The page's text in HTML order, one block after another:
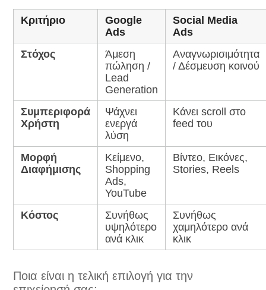
Κριτήριο
Google
Ads
Social Media
Ads
Στόχος
Άμεση
πώληση /
Lead
Generation
Αναγνωρισιμότητα
/ Δέσμευση κοινού
Συμπεριφορά
Χρήστη
Ψάχνει
ενεργά
λύση
Κάνει scroll στο
feed του
Μορφή
Διαφήμισης
Κείμενο,
Shopping
Ads,
YouTube
Βίντεο, Εικόνες,
Stories, Reels
Κόστος
Συνήθως
υψηλότερο
ανά κλικ
Συνήθως
χαμηλότερο ανά
κλικ
Ποια είναι η τελική επιλογή για την